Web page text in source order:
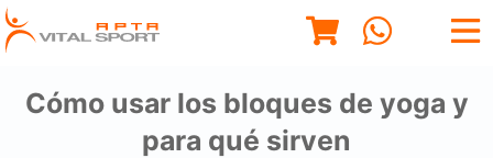
Cómo usar los bloques de yoga y
para qué sirven